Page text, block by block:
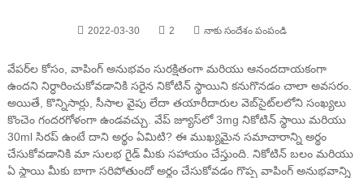
2022-03-30 2 నాకు సందేశం పంపండి
వేపర్‌ల కోసం, వాపింగ్ అనుభవం సురక్షితంగా మరియు ఆనందదాయకంగా
ఉందని నిర్ధారించుకోవడానికి సరైన నికోటిన్ స్థాయిని కనుగొనడం చాలా అవసరం.
అయితే, కొన్నిసార్లు, సీసాల వైపు లేదా తయారీదారుల వెబ్‌సైట్‌లలోని సంఖ్యలు
కొంచెం గందరగోళంగా ఉండవచ్చు. వేప్ జ్యూస్‌లో 3mg నికోటిన్ స్థాయి మరియు
30ml సిరప్ ఉంటే దాని అర్థం ఏమిటి? ఈ ముఖ్యమైన సమాచారాన్ని అర్థం
చేసుకోవడానికి మా సులభ గైడ్ మీకు సహాయం చేస్తుంది. నికోటిన్ బలం మరియు
ఏ స్థాయి మీకు బాగా సరిపోతుందో అర్థం చేసుకోవడం గొప్ప వాపింగ్ అనుభవాన్ని